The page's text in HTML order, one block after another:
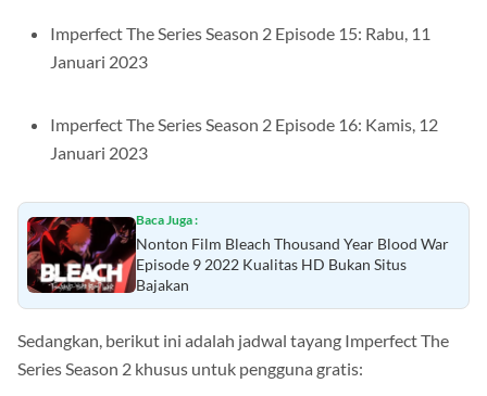
Imperfect The Series Season 2 Episode 15: Rabu, 11
Januari 2023
Imperfect The Series Season 2 Episode 16: Kamis, 12
Januari 2023
Baca Juga :
Nonton Film Bleach Thousand Year Blood War
Episode 9 2022 Kualitas HD Bukan Situs
Bajakan
Sedangkan, berikut ini adalah jadwal tayang Imperfect The
Series Season 2 khusus untuk pengguna gratis: